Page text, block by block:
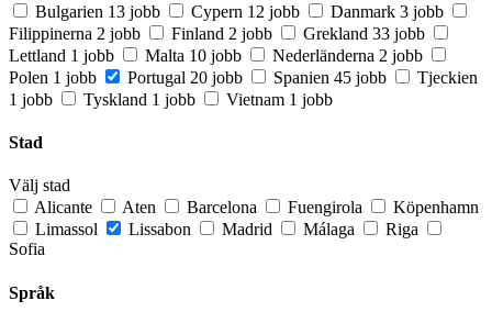
Bulgarien 13 jobb Cypern 12 jobb Danmark 3 jobb
Filippinerna 2 jobb Finland 2 jobb Grekland 33 jobb
Lettland 1 jobb Malta 10 jobb Nederländerna 2 jobb
Polen 1 jobb Portugal 20 jobb Spanien 45 jobb
Tjeckien
1 jobb
Tyskland 1 jobb Vietnam 1 jobb
Stad
Välj stad
Alicante
Aten Barcelona Fuengirola
Köpenhamn
Limassol
Lissabon Madrid Málaga
Riga
Sofia
Språk